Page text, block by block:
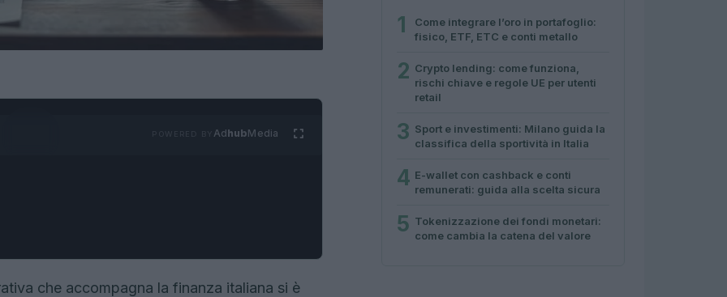
AdhubMedia
che accompagna la finanza italiana si è
1
Come integrare l’oro in portafoglio:
fisico, ETF, ETC e conti metallo
2 Crypto lending: come funziona,
rischi chiave e regole UE per utenti
retail
3 Sport e investimenti: Milano guida la
classifica della sportività in Italia
4 E-wallet con cashback e conti
remunerati: guida alla scelta sicura
5 Tokenizzazione dei fondi monetari:
come cambia la catena del valore